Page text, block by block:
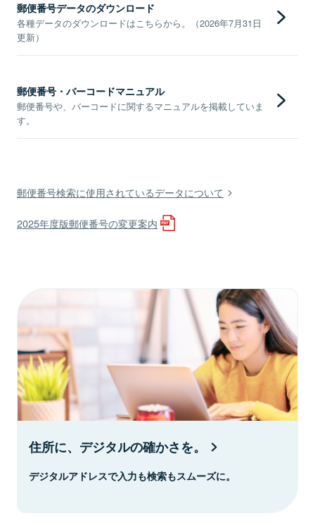
郵便番号データのダウンロード
各種データのダウンロードはこちらから。（2026年7月31日
更新）
郵便番号・バーコードマニュアル
郵便番号や、バーコードに関するマニュアルを掲載していま
す。
郵便番号検索に使用されているデータについて
2025年度版郵便番号の変更案内
住所に、デジタルの確かさを。
デジタルアドレスで入力も検索もスムーズに。